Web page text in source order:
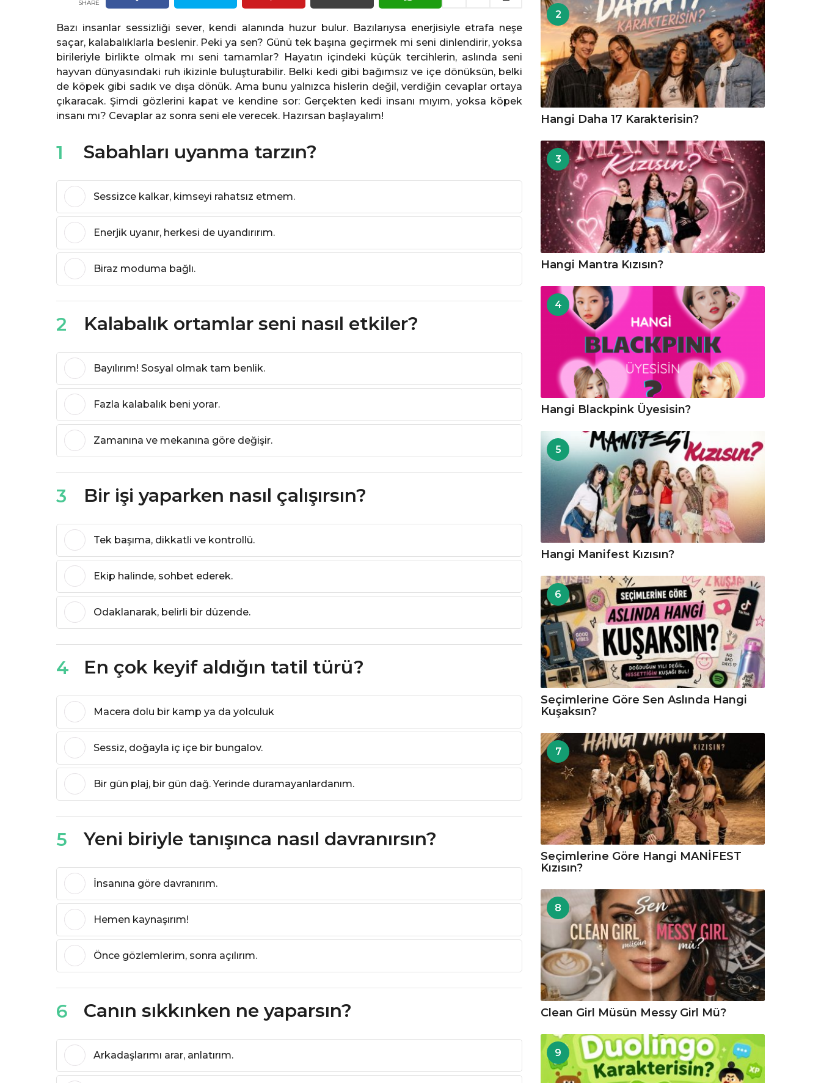
l
ö
n
c
e
c
SHARE
Bazı insanlar sessizliği sever, kendi alanında huzur bulur. Bazılarıysa enerjisiyle etrafa neşe
saçar, kalabalıklarla beslenir. Peki ya sen? Günü tek başına geçirmek mi seni dinlendirir, yoksa
birileriyle birlikte olmak mı seni tamamlar? Hayatın içindeki küçük tercihlerin, aslında seni
hayvan dünyasındaki ruh ikizinle buluşturabilir. Belki kedi gibi bağımsız ve içe dönüksün, belki
de köpek gibi sadık ve dışa dönük. Ama bunu yalnızca hislerin değil, verdiğin cevaplar ortaya
çıkaracak. Şimdi gözlerini kapat ve kendine sor: Gerçekten kedi insanı mıyım, yoksa köpek
insanı mı? Cevaplar az sonra seni ele verecek. Hazırsan başlayalım!
1 Sabahları uyanma tarzın?
Sessizce kalkar, kimseyi rahatsız etmem.
Enerjik uyanır, herkesi de uyandırırım.
Biraz moduma bağlı.
2 Kalabalık ortamlar seni nasıl etkiler?
Bayılırım! Sosyal olmak tam benlik.
Fazla kalabalık beni yorar.
Zamanına ve mekanına göre değişir.
3 Bir işi yaparken nasıl çalışırsın?
Tek başıma, dikkatli ve kontrollü.
Ekip halinde, sohbet ederek.
Odaklanarak, belirli bir düzende.
4 En çok keyif aldığın tatil türü?
Macera dolu bir kamp ya da yolculuk
Sessiz, doğayla iç içe bir bungalov.
Bir gün plaj, bir gün dağ. Yerinde duramayanlardanım.
5 Yeni biriyle tanışınca nasıl davranırsın?
İnsanına göre davranırım.
Hemen kaynaşırım!
Önce gözlemlerim, sonra açılırım.
6 Canın sıkkınken ne yaparsın?
Arkadaşlarımı arar, anlatırım.
2
Hangi Daha 17 Karakterisin?
3
Hangi Mantra Kızısın?
4
Hangi Blackpink Üyesisin?
5
Hangi Manifest Kızısın?
6
Seçimlerine Göre Sen Aslında Hangi
Kuşaksın?
7
Seçimlerine Göre Hangi MANİFEST
Kızısın?
8
Clean Girl Müsün Messy Girl Mü?
9